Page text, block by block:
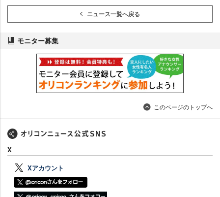
ニュース一覧へ戻る
モニター募集
このページのトップへ
X
Xアカウント